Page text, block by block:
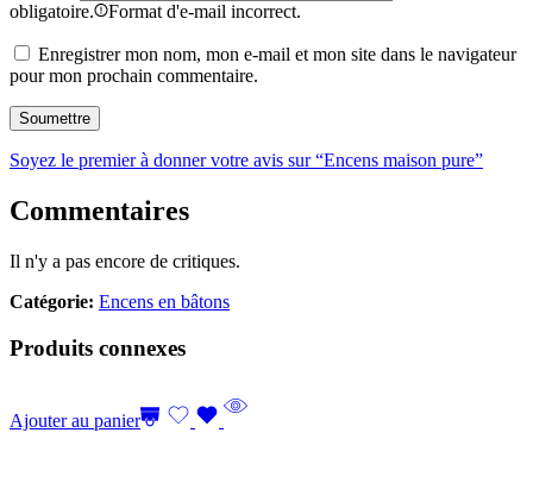
obligatoire.
Format d'e-mail incorrect.
Enregistrer mon nom, mon e-mail et mon site dans le navigateur
pour mon prochain commentaire.
Soyez le premier à donner votre avis sur “Encens maison pure”
Commentaires
Il n'y a pas encore de critiques.
Catégorie: Encens en bâtons
Produits connexes
Ajouter au panier